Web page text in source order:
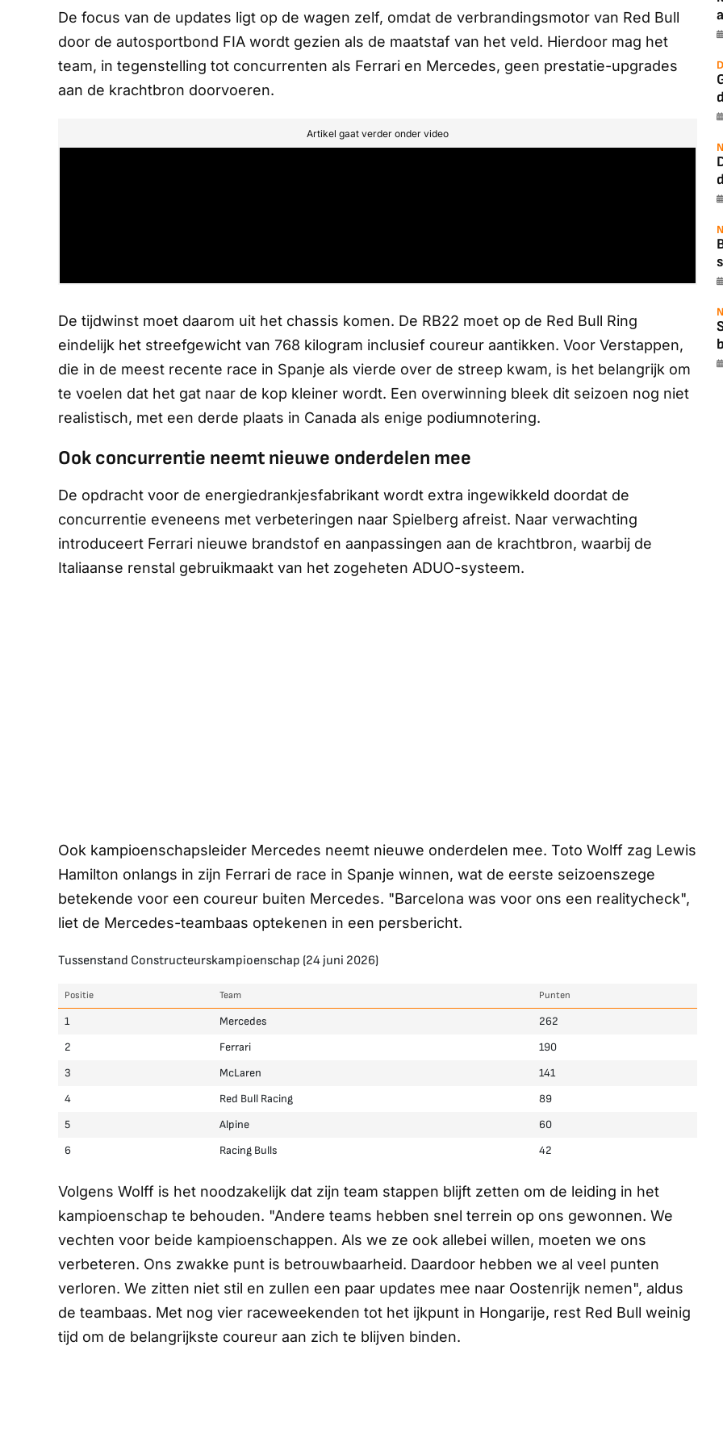
De focus van de updates ligt op de wagen zelf, omdat de verbrandingsmotor van Red Bull
door de autosportbond FIA wordt gezien als de maatstaf van het veld. Hierdoor mag het
team, in tegenstelling tot concurrenten als Ferrari en Mercedes, geen prestatie-upgrades
aan de krachtbron doorvoeren.
Artikel gaat verder onder video
De tijdwinst moet daarom uit het chassis komen. De RB22 moet op de Red Bull Ring
eindelijk het streefgewicht van 768 kilogram inclusief coureur aantikken. Voor Verstappen,
die in de meest recente race in Spanje als vierde over de streep kwam, is het belangrijk om
te voelen dat het gat naar de kop kleiner wordt. Een overwinning bleek dit seizoen nog niet
realistisch, met een derde plaats in Canada als enige podiumnotering.
Ook concurrentie neemt nieuwe onderdelen mee
De opdracht voor de energiedrankjesfabrikant wordt extra ingewikkeld doordat de
concurrentie eveneens met verbeteringen naar Spielberg afreist. Naar verwachting
introduceert Ferrari nieuwe brandstof en aanpassingen aan de krachtbron, waarbij de
Italiaanse renstal gebruikmaakt van het zogeheten ADUO-systeem.
Ook kampioenschapsleider Mercedes neemt nieuwe onderdelen mee. Toto Wolff zag Lewis
Hamilton onlangs in zijn Ferrari de race in Spanje winnen, wat de eerste seizoenszege
betekende voor een coureur buiten Mercedes. "Barcelona was voor ons een realitycheck",
liet de Mercedes-teambaas optekenen in een persbericht.
Tussenstand Constructeurskampioenschap (24 juni 2026)
Positie Team Punten
1 Mercedes
262
2
Ferrari
190
3
McLaren
141
4
Red Bull Racing
89
5
Alpine
60
6
Racing Bulls 42
Volgens Wolff is het noodzakelijk dat zijn team stappen blijft zetten om de leiding in het
kampioenschap te behouden. "Andere teams hebben snel terrein op ons gewonnen. We
vechten voor beide kampioenschappen. Als we ze ook allebei willen, moeten we ons
verbeteren. Ons zwakke punt is betrouwbaarheid. Daardoor hebben we al veel punten
verloren. We zitten niet stil en zullen een paar updates mee naar Oostenrijk nemen", aldus
de teambaas. Met nog vier raceweekenden tot het ijkpunt in Hongarije, rest Red Bull weinig
tijd om de belangrijkste coureur aan zich te blijven binden.